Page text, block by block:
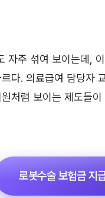
자주 섞여 보이는데,
다. 의료급여 담당자
처럼 보이는 제도들
로봇수술 보험금 지